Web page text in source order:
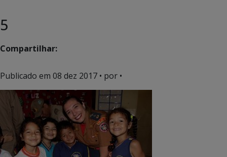
5
Compartilhar:
Publicado em 08 dez 2017 • por •